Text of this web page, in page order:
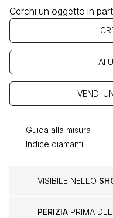
Cerchi un oggetto in
FAI
VENDI
Guida alla misura
Indice diamanti
VISIBILE NELLO
PERIZIA PRIMA